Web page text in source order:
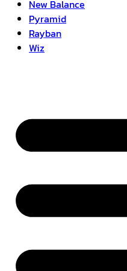
New Balance
Pyramid
Rayban
Wiz